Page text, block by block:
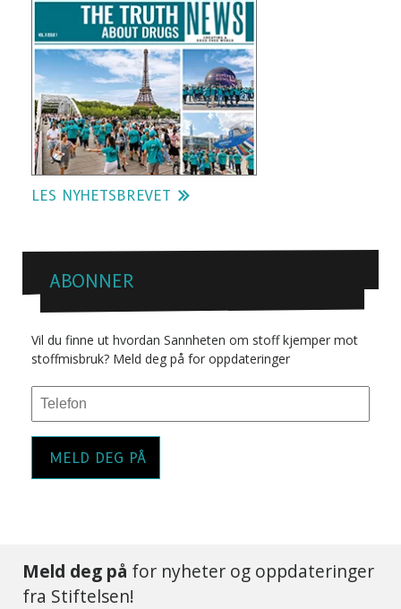
LES NYHETSBREVET
ABONNER
Vil du finne ut hvordan Sannheten om stoff kjemper mot
stoffmisbruk? Meld deg på for oppdateringer
MELD DEG PÅ
Meld deg på for nyheter og oppdateringer
fra Stiftelsen!